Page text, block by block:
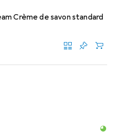
Crème de savon standard